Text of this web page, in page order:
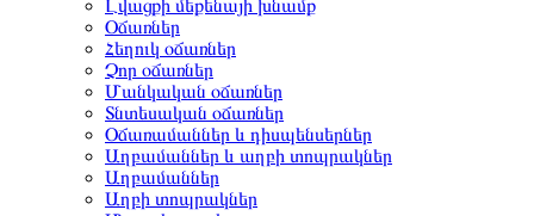
Լվացքի մեքենայի խնամք
Օճառներ
Հեղուկ օճառներ
Չոր օճառներ
Մանկական օճառներ
Տնտեսական օճառներ
Օճառամաններ և դիսպենսերներ
Աղբամաններ և աղբի տոպրակներ
Աղբամաններ
Աղբի տոպրակներ